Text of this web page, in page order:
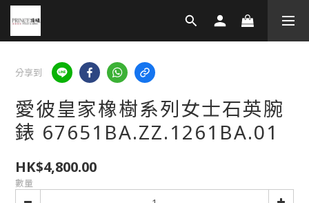
分享到
愛彼皇家橡樹系列女士石英腕
錶 67651BA.ZZ.1261BA.01
HK$4,800.00
數量